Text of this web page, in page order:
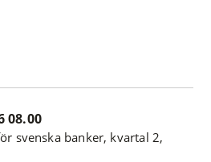
08.00
svenska banker, kvartal 2,